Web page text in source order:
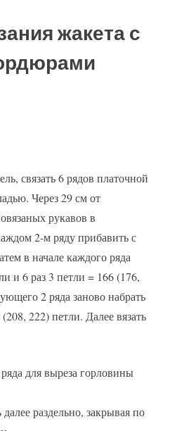
жакета с
связать 6 рядов платочной
Через 29 см от
рукавов в
2-м ряду прибавить с
в начале каждого ряда
и 6 раз 3 петли = 166 (176,
2 ряда заново набрать
222) петли. Далее вязать
для выреза горловины
раздельно, закрывая по